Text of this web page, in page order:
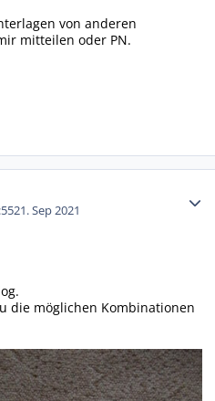
von anderen
mitteilen oder PN.
21. Sep 2021
die möglichen Kombinationen